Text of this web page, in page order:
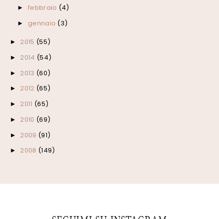
► febbraio (4)
► gennaio (3)
► 2015 (55)
► 2014 (54)
► 2013 (60)
► 2012 (65)
► 2011 (65)
► 2010 (69)
► 2009 (91)
► 2008 (149)